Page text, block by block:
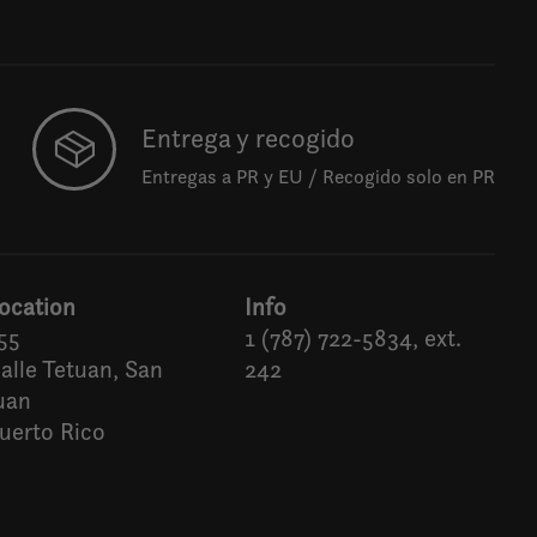
Entrega y recogido
Entregas a PR y EU / Recogido solo en PR
Tetuan, San
Rico
Info
1 (787) 722-5834, ext.
242